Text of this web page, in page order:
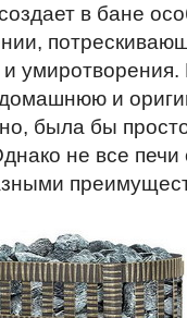
в бане
и умиротворения.
и
, была бы
не все печи